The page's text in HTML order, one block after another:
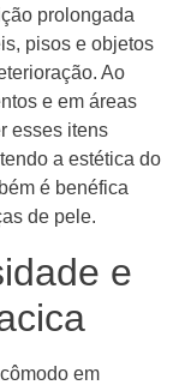
prolongada
pisos e objetos
Ao
e em áreas
esses itens
a estética do
é benéfica
de pele.
e
em